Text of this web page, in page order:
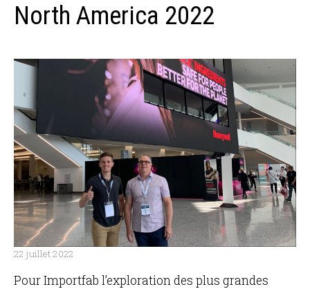
North America 2022
22 juillet 2022
Pour Importfab l’exploration des plus grandes